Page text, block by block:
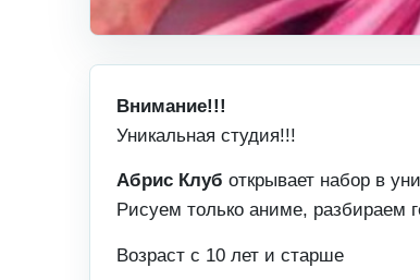
Внимание!!!
Уникальная студия!!!
Абрис Клуб открывает набор в
Рисуем только аниме, разбираем
Возраст с 10 лет и старше